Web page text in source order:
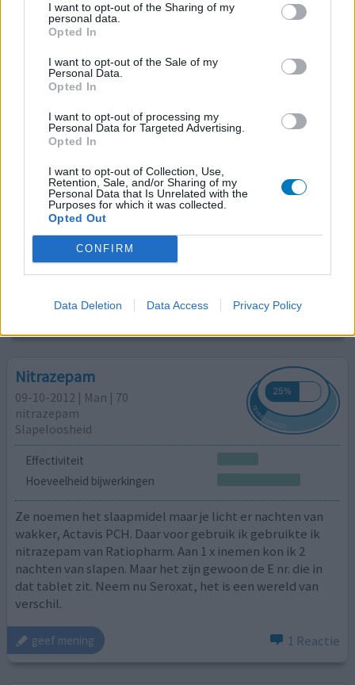
I want to opt-out of the Sharing of my
personal data.
Opted In
I want to opt-out of the Sale of my
Personal Data.
Opted In
I want to opt-out of processing my
Personal Data for Targeted Advertising.
Opted In
I want to opt-out of Collection, Use,
Retention, Sale, and/or Sharing of my
Personal Data that Is Unrelated with the
Purposes for which it was collected.
Opted Out
CONFIRM
Data Deletion Data Access Privacy Policy
Nitrazepam
15-01-2013 | Man | 53
nitrazepam
Slapeloosheid
Effectiviteit
Hoeveelheid bijwerkingen
ik heb al last van depressies sinds 2000 en nog steeds
wordt er gezocht naar een goede balans van medicatie.
Overdag gaat het redelijk, maar inslapen en doorslapen
gaat niet. Ook na inspanning, wandelen, concentratie,
toch blijkt de slaap niet te kunnen vatten, met nadeel
van alle medicatie, nachtmerries en vechten om wakker
te worden.
0 reacties
Nitrazepam
09-10-2012 | Man | 70
nitrazepam
Slapeloosheid
Effectiviteit
Hoeveelheid bijwerkingen
Ze noemen het slaapmidel maar je licht er nachten van
wakker, Actavis PCH. Daar voor gebruik ik gebruikte ik
nitrazepam van Ratiopharm. Aan 1 x inemen kon ik 2
nachten van slapen. Maar het zijn gewoon de E nr. die in
dat tablet zit. Neem nu Seroxat, het is een wereld van
verschil.
geef mening 1 Reactie